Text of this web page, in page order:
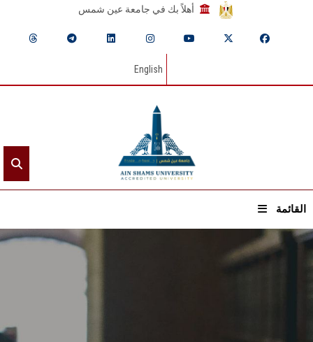
أهلاً بك في جامعة عين شمس
English
القائمة
القطاعـات